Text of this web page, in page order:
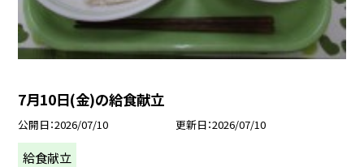
7月10日(金)の給食献立
公開日 2026/07/10 更新日 2026/07/10
給食献立